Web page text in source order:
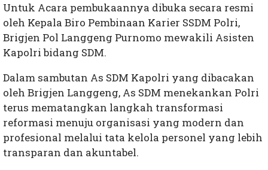
Untuk Acara pembukaannya dibuka secara resmi
oleh Kepala Biro Pembinaan Karier SSDM Polri,
Brigjen Pol Langgeng Purnomo mewakili Asisten
Kapolri bidang SDM.
Dalam sambutan As SDM Kapolri yang dibacakan
oleh Brigjen Langgeng, As SDM menekankan Polri
terus mematangkan langkah transformasi
reformasi menuju organisasi yang modern dan
profesional melalui tata kelola personel yang lebih
transparan dan akuntabel.